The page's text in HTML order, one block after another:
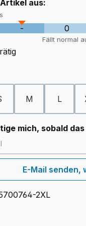
aus:
- 0
Fällt normal
ist zurzeit nicht
M L
mich, sobald
E-Mail senden,
2XL